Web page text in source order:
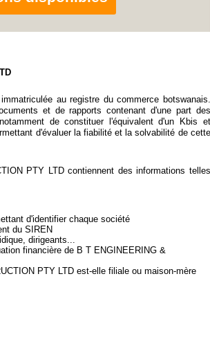
au registre du commerce botswanais.
et de rapports contenant d'une part des
de constituer l'équivalent d'un Kbis et
d'évaluer la fiabilité et la solvabilité de cette
PTY LTD contiennent des informations telles
d'identifier chaque société
du SIREN
dirigeants...
financière de B T ENGINEERING &
PTY LTD est-elle filiale ou maison-mère